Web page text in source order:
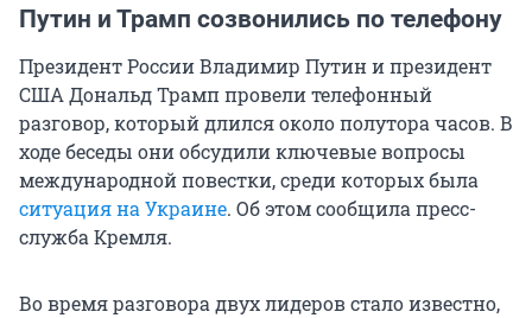
Путин и Трамп созвонились по телефону
Президент России Владимир Путин и президент
США Дональд Трамп провели телефонный
разговор, который длился около полутора часов. В
ходе беседы они обсудили ключевые вопросы
международной повестки, среди которых была
ситуация на Украине. Об этом сообщила пресс-
служба Кремля.
Во время разговора двух лидеров стало известно,